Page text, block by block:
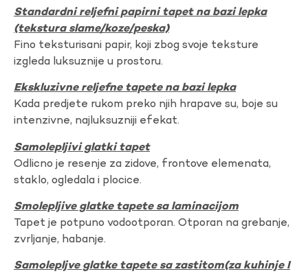
Standardni reljefni papirni tapet na bazi lepka
(tekstura slame/koze/peska)
Fino teksturisani papir, koji zbog svoje teksture
izgleda luksuznije u prostoru.
Ekskluzivne reljefne tapete na bazi lepka
Kada predjete rukom preko njih hrapave su, boje su
intenzivne, najluksuzniji efekat.
Samolepljivi glatki tapet
Odlicno je resenje za zidove, frontove elemenata,
staklo, ogledala i plocice.
Smolepljive glatke tapete sa laminacijom
Tapet je potpuno vodootporan. Otporan na grebanje,
zvrljanje, habanje.
Samolepljve glatke tapete sa zastitom(za kuhinje I